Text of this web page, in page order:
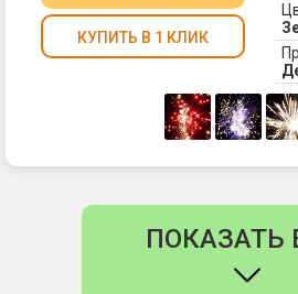
КУПИТЬ В 1 КЛИК
ПОКАЗАТЬ